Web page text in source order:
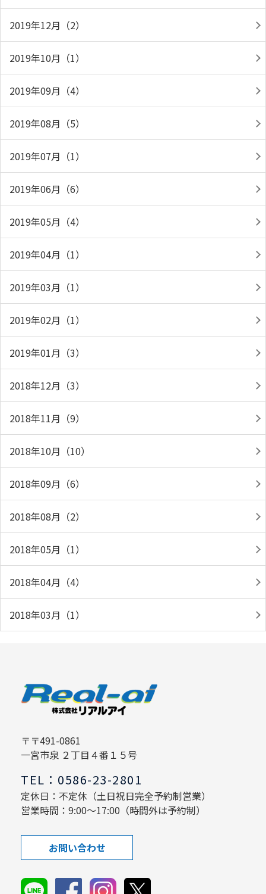
2019年12月（2）
2019年10月（1）
2019年09月（4）
2019年08月（5）
2019年07月（1）
2019年06月（6）
2019年05月（4）
2019年04月（1）
2019年03月（1）
2019年02月（1）
2019年01月（3）
2018年12月（3）
2018年11月（9）
2018年10月（10）
2018年09月（6）
2018年08月（2）
2018年05月（1）
2018年04月（4）
2018年03月（1）
〒〒491-0861
一宮市泉 ２丁目４番１５号
TEL：0586-23-2801
定休日：不定休（土日祝日完全予約制営業）
営業時間：9:00～17:00（時間外は予約制）
お問い合わせ